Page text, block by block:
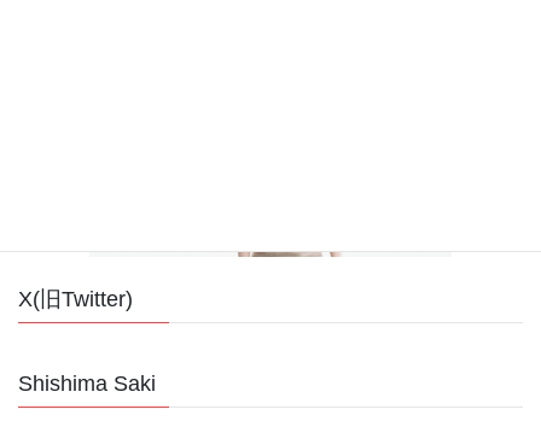
X(旧Twitter)
Shishima Saki